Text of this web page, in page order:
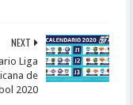
NEXT
Liga
de
2020